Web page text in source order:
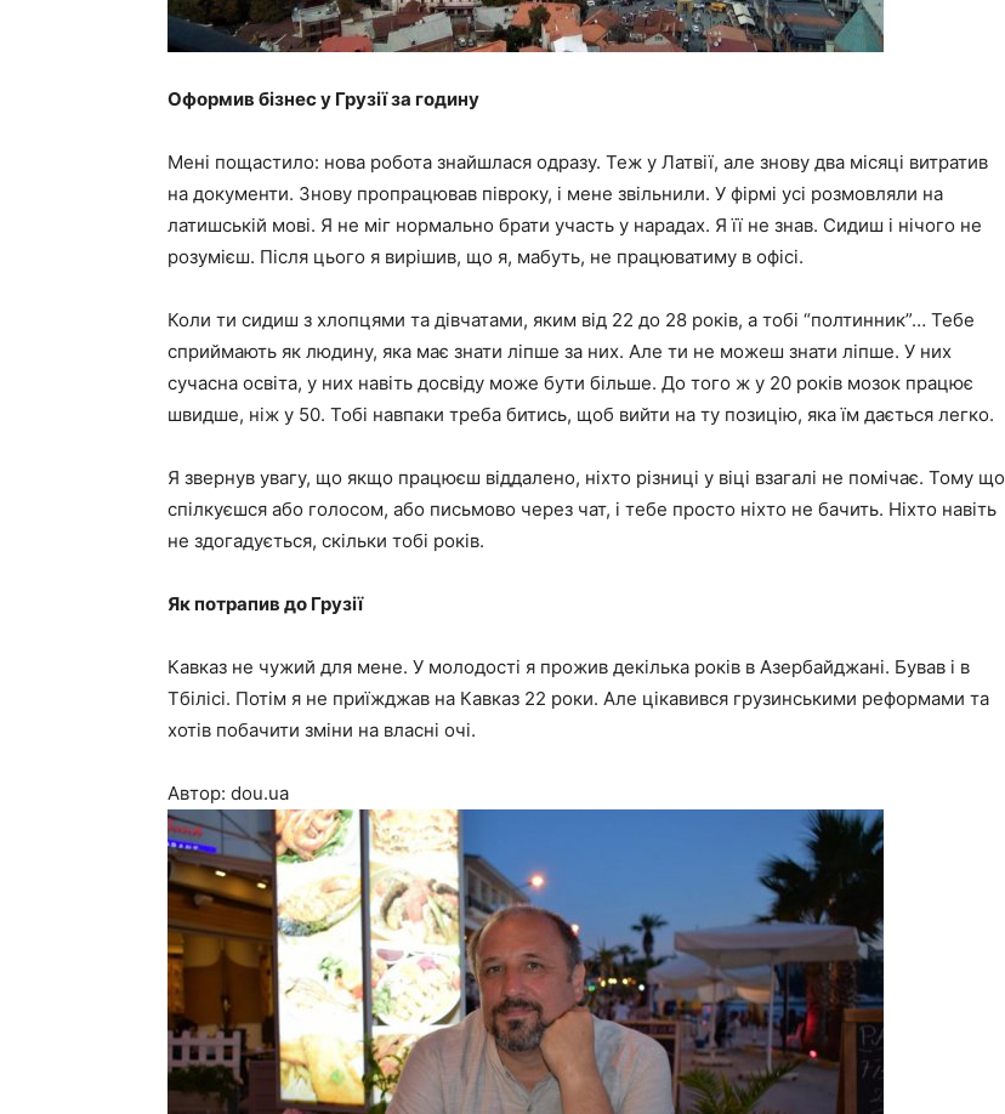
Оформив бізнес у Грузії за годину
Мені пощастило: нова робота знайшлася одразу. Теж у Латвії, але знову два місяці витратив
на документи. Знову пропрацював півроку, і мене звільнили. У фірмі усі розмовляли на
латишській мові. Я не міг нормально брати участь у нарадах. Я її не знав. Сидиш і нічого не
розумієш. Після цього я вирішив, що я, мабуть, не працюватиму в офісі.
Коли ти сидиш з хлопцями та дівчатами, яким від 22 до 28 років, а тобі “полтинник”… Тебе
сприймають як людину, яка має знати ліпше за них. Але ти не можеш знати ліпше. У них
сучасна освіта, у них навіть досвіду може бути більше. До того ж у 20 років мозок працює
швидше, ніж у 50. Тобі навпаки треба битись, щоб вийти на ту позицію, яка їм дається легко.
Я звернув увагу, що якщо працюєш віддалено, ніхто різниці у віці взагалі не помічає. Тому що
спілкуєшся або голосом, або письмово через чат, і тебе просто ніхто не бачить. Ніхто навіть
не здогадується, скільки тобі років.
Як потрапив до Грузії
Кавказ не чужий для мене. У молодості я прожив декілька років в Азербайджані. Бував і в
Тбілісі. Потім я не приїжджав на Кавказ 22 роки. Але цікавився грузинськими реформами та
хотів побачити зміни на власні очі.
Автор: dou.ua